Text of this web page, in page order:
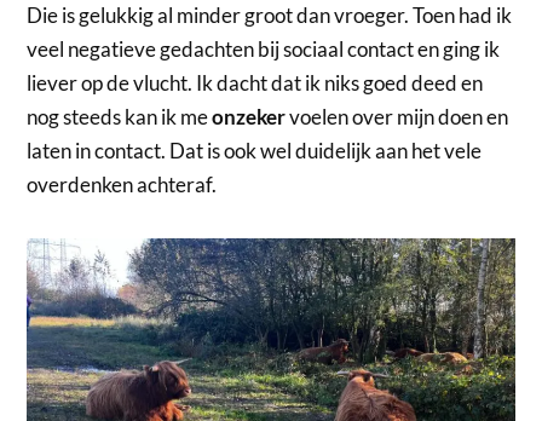
Die is gelukkig al minder groot dan vroeger. Toen had ik
veel negatieve gedachten bij sociaal contact en ging ik
liever op de vlucht. Ik dacht dat ik niks goed deed en
nog steeds kan ik meonzekervoelen over mijn doen en
laten in contact. Dat is ook wel duidelijk aan het vele
overdenken achteraf.